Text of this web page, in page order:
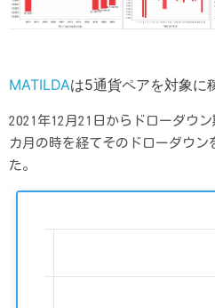
MATILDAは5通貨ペアを対象に
2021年12月21日からドローダウ
カ月の時を経てそのドローダウン
た。